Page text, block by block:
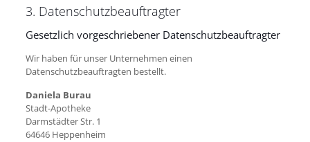
3. Datenschutzbeauftragter
Gesetzlich vorgeschriebener Datenschutzbeauftragter
Wir haben für unser Unternehmen einen
Datenschutzbeauftragten bestellt.
Daniela Burau
Stadt-Apotheke
Darmstädter Str. 1
64646 Heppenheim